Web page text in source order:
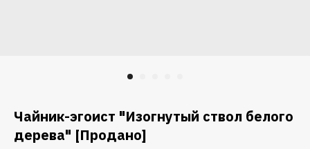
Чайник-эгоист "Изогнутый ствол белого
дерева" [Продано]